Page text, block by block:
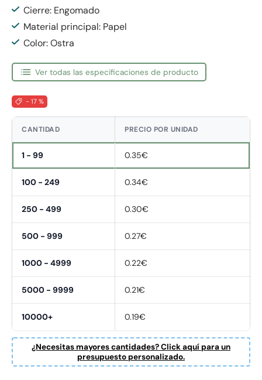
Cierre: Engomado
Material principal: Papel
Color: Ostra
Ver todas las especificaciones de producto
- 17 %
CANTIDAD PRECIO POR UNIDAD
1 - 99 0.35€
100 - 249 0.34€
250 - 499 0.30€
500 - 999 0.27€
1000 - 4999 0.22€
5000 - 9999 0.21€
10000+ 0.19€
¿Necesitas mayores cantidades? Click aquí para un
presupuesto personalizado.